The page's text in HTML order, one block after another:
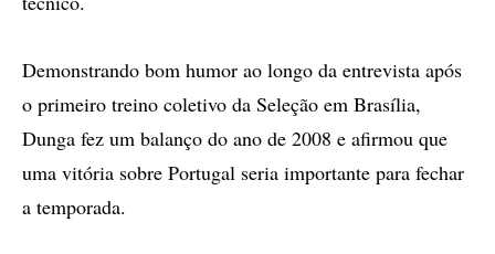
Demonstrando bom humor ao longo da entrevista após
o primeiro treino coletivo da Seleção em Brasília,
Dunga fez um balanço do ano de 2008 e afirmou que
uma vitória sobre Portugal seria importante para fechar
a temporada.